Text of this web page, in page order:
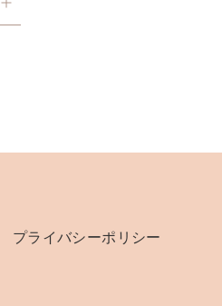
プライバシーポリシー